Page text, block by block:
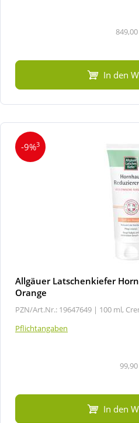
In den
-9%3
Allgäuer Latschenkiefer
Orange
PZN/Art.Nr.: 19647649 | 100 ml,
Pflichtangaben
In den